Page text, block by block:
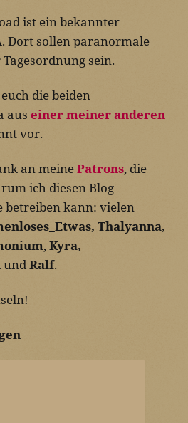
ist ein bekannter
Dort sollen paranormale
sein.
die beiden
aus einer meiner anderen
vor.
an meinePatrons, die
ich diesen Blog
betreiben kann: vielen
Thalyanna,
,Kyra,
undRalf.